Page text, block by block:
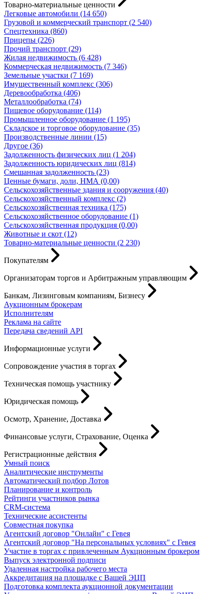
Товарно-материальные ценности
Легковые автомобили (14 650)
Грузовой и коммерческий транспорт (2 540)
Спецтехника (860)
Прицепы (226)
Прочий транспорт (29)
Жилая недвижимость (6 428)
Коммерческая недвижимость (7 346)
Земельные участки (7 169)
Имущественный комплекс (306)
Деревообработка (406)
Металлообработка (74)
Пищевое оборудование (114)
Промышленное оборудование (1 195)
Складское и торговое оборудование (35)
Производственные линии (15)
Другое (36)
Задолженность физических лиц (1 204)
Задолженность юридических лиц (814)
Смешанная задолженность (23)
Ценные бумаги, доли, НМА (0,00)
Сельскохозяйственные здания и сооружения (40)
Сельскохозяйственный комплекс (2)
Сельскохозяйственная техника (175)
Сельскохозяйственное оборудование (1)
Сельскохозяйственная продукция (0,00)
Животные и скот (12)
Товарно-материальные ценности (2 230)
Покупателям
Организаторам торгов и Арбитражным управляющим
Банкам, Лизинговым компаниям, Бизнесу
Аукционным брокерам
Исполнителям
Реклама на сайте
Передача сведений API
Информационные услуги
Сопровождение участия в торгах
Техническая помощь участнику
Юридическая помощь
Осмотр, Хранение, Доставка
Финансовые услуги, Страхование, Оценка
Регистрационные действия
Умный поиск
Аналитические инструменты
Автоматический подбор Лотов
Планирование и контроль
Рейтинги участников рынка
CRM-система
Технические ассистенты
Совместная покупка
Агентский договор "Онлайн" с Гевея
Агентский договор "На персональных условиях" с Гевея
Участие в торгах с привлеченным Аукционным брокером
Выпуск электронной подписи
Удаленная настройка рабочего места
Аккредитация на площадке с Вашей ЭЦП
Подготовка комплекта аукционной документации